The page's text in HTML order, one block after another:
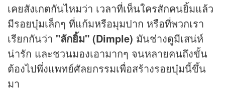
เคยสังเกตกันไหมว่า เวลาที่เห็นใครสักคนยิ้มแล้ว
มีรอยบุ๋มเล็กๆ ที่แก้มหรือมุมปาก หรือที่พวกเรา
เรียกกันว่า "ลักยิ้ม" (Dimple) มันช่างดูมีเสน่ห์
น่ารัก และชวนมองเอามากๆ จนหลายคนถึงขั้น
ต้องไปพึ่งแพทย์ศัลยกรรมเพื่อสร้างรอยบุ๋มนี้ขึ้น
มา